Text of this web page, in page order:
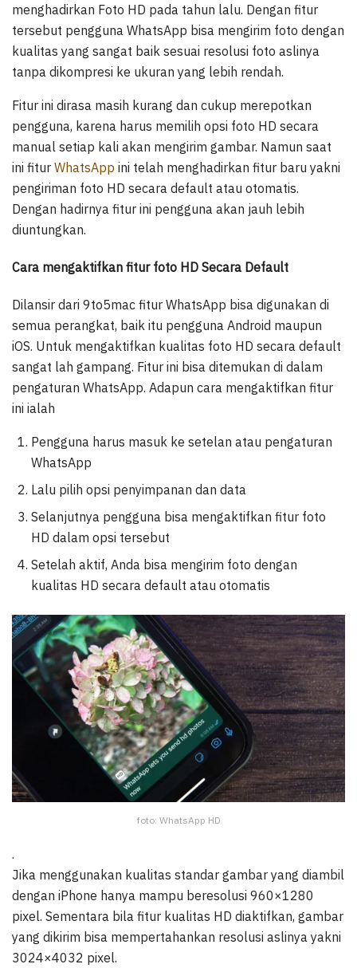
menghadirkan Foto HD pada tahun lalu. Dengan fitur
tersebut pengguna WhatsApp bisa mengirim foto dengan
kualitas yang sangat baik sesuai resolusi foto aslinya
tanpa dikompresi ke ukuran yang lebih rendah.
Fitur ini dirasa masih kurang dan cukup merepotkan
pengguna, karena harus memilih opsi foto HD secara
manual setiap kali akan mengirim gambar. Namun saat
ini fitur WhatsApp ini telah menghadirkan fitur baru yakni
pengiriman foto HD secara default atau otomatis.
Dengan hadirnya fitur ini pengguna akan jauh lebih
diuntungkan.
Cara mengaktifkan fitur foto HD Secara Default
Dilansir dari 9to5mac fitur WhatsApp bisa digunakan di
semua perangkat, baik itu pengguna Android maupun
iOS. Untuk mengaktifkan kualitas foto HD secara default
sangat lah gampang. Fitur ini bisa ditemukan di dalam
pengaturan WhatsApp. Adapun cara mengaktifkan fitur
ini ialah
Pengguna harus masuk ke setelan atau pengaturan
WhatsApp
Lalu pilih opsi penyimpanan dan data
Selanjutnya pengguna bisa mengaktifkan fitur foto
HD dalam opsi tersebut
Setelah aktif, Anda bisa mengirim foto dengan
kualitas HD secara default atau otomatis
foto: WhatsApp HD
.
Jika menggunakan kualitas standar gambar yang diambil
dengan iPhone hanya mampu beresolusi 960×1280
pixel. Sementara bila fitur kualitas HD diaktifkan, gambar
yang dikirim bisa mempertahankan resolusi aslinya yakni
3024×4032 pixel.